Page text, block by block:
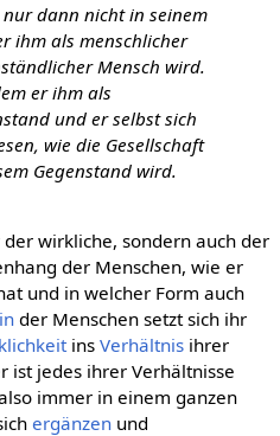
dann nicht in seinem
ihm als menschlicher
Mensch wird.
er ihm als
und er selbst sich
wie die Gesellschaft
Gegenstand wird.
wirkliche, sondern auch der
der Menschen, wie er
und in welcher Form auch
der Menschen setzt sich ihr
ins Verhältnisihrer
ist jedes ihrer Verhältnisse
immer in einem ganzen
ergänzenund